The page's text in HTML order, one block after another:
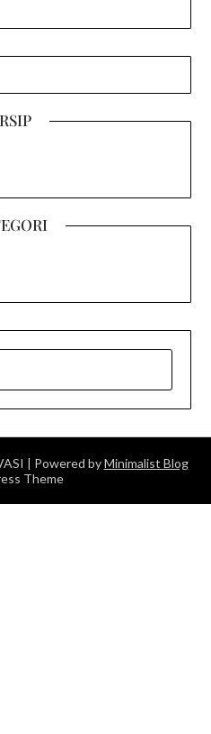
| Powered byMinimalist Blog
Theme